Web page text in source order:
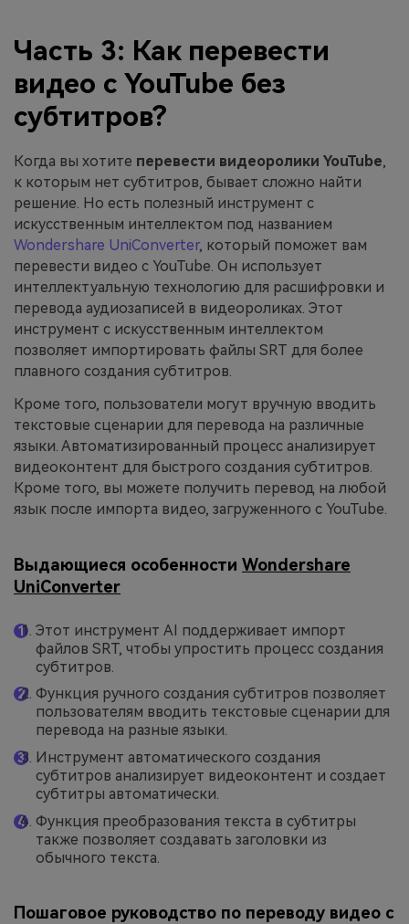
Часть 3: Как перевести
видео с YouTube без
субтитров?
Когда вы хотите перевести видеоролики YouTube,
к которым нет субтитров, бывает сложно найти
решение. Но есть полезный инструмент с
искусственным интеллектом под названием
Wondershare UniConverter, который поможет вам
перевести видео с YouTube. Он использует
интеллектуальную технологию для расшифровки и
перевода аудиозаписей в видеороликах. Этот
инструмент с искусственным интеллектом
позволяет импортировать файлы SRT для более
плавного создания субтитров.
Кроме того, пользователи могут вручную вводить
текстовые сценарии для перевода на различные
языки. Автоматизированный процесс анализирует
видеоконтент для быстрого создания субтитров.
Кроме того, вы можете получить перевод на любой
язык после импорта видео, загруженного с YouTube.
Выдающиеся особенности Wondershare
UniConverter
Этот инструмент AI поддерживает импорт
файлов SRT, чтобы упростить процесс создания
субтитров.
Функция ручного создания субтитров позволяет
пользователям вводить текстовые сценарии для
перевода на разные языки.
Инструмент автоматического создания
субтитров анализирует видеоконтент и создает
субтитры автоматически.
Функция преобразования текста в субтитры
также позволяет создавать заголовки из
обычного текста.
Пошаговое руководство по переводу видео с